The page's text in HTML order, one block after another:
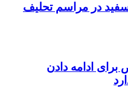
سفید در مراسم تحلیف
شخص برای ادامه دادن